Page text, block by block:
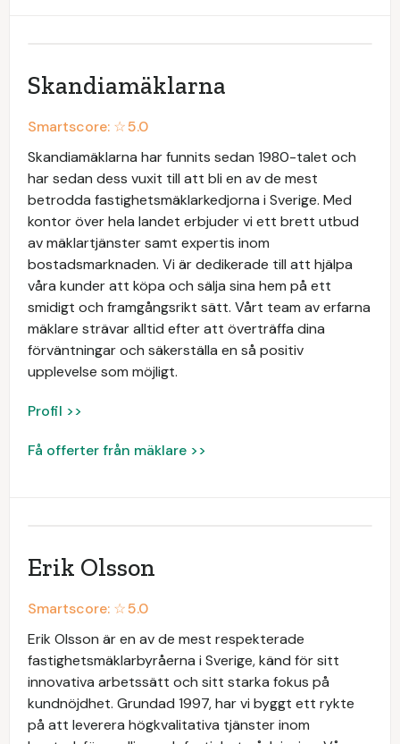
Skandiamäklarna
Smartscore: ☆5.0
Skandiamäklarna har funnits sedan 1980-talet och
har sedan dess vuxit till att bli en av de mest
betrodda fastighetsmäklarkedjorna i Sverige. Med
kontor över hela landet erbjuder vi ett brett utbud
av mäklartjänster samt expertis inom
bostadsmarknaden. Vi är dedikerade till att hjälpa
våra kunder att köpa och sälja sina hem på ett
smidigt och framgångsrikt sätt. Vårt team av erfarna
mäklare strävar alltid efter att överträffa dina
förväntningar och säkerställa en så positiv
upplevelse som möjligt.
Profil >>
Få offerter från mäklare >>
Erik Olsson
Smartscore: ☆5.0
Erik Olsson är en av de mest respekterade
fastighetsmäklarbyråerna i Sverige, känd för sitt
innovativa arbetssätt och sitt starka fokus på
kundnöjdhet. Grundad 1997, har vi byggt ett rykte
på att leverera högkvalitativa tjänster inom